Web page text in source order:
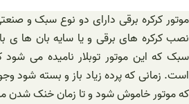
موتور کرکره برقی دارای دو نوع سبک و
نصب کرکره های برقی و یا سایه بان ها ی
سبک که این موتور توبلار نامیده می
است. زمانی که پرده زیاد باز و بسته شود
که موتور خاموش شود و تا زمان خنک شدن